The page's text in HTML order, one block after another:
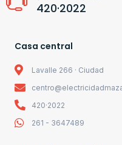
420·2022
Casa central
Lavalle 266 · Ciudad
420·2022
261 - 3647489